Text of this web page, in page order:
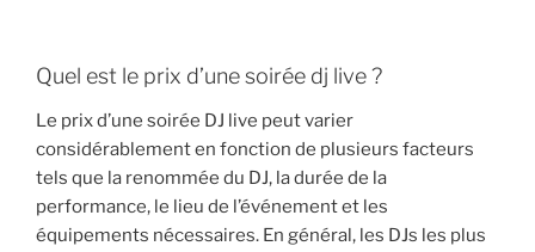
Quel est le prix d’une soirée dj live ?
Le prix d’une soirée DJ live peut varier
considérablement en fonction de plusieurs facteurs
tels que la renommée du DJ, la durée de la
performance, le lieu de l’événement et les
équipements nécessaires. En général, les DJs les plus